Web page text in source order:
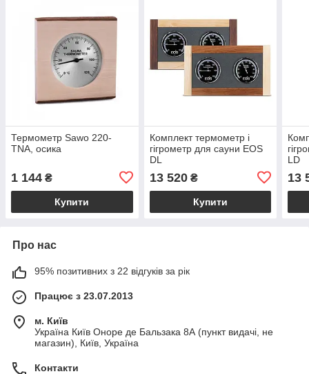
Термометр Sawo 220-
TNA, осика
1 144 ₴
Купити
Комплект термометр і
гігрометр для сауни EOS
DL
13 520₴
Купити
LD
13
Про нас
95% позитивних з 22 відгуків за рік
Працює з 23.07.2013
м. Київ
Україна Київ Оноре де Бальзака 8А (пункт видачі, не
магазин), Київ, Україна
Контакти